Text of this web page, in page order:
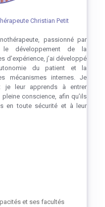
Christian Petit
passionné par
le développement de la
d’expérience, j’ai développé
du patient et la
mécanismes internes. Je
je leur apprends à entrer
pleine conscience, afin qu’ils
en toute sécurité et à leur
et ses facultés